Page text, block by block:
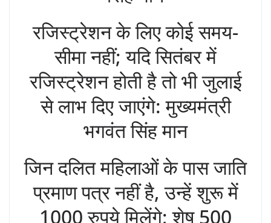
रजिस्ट्रेशन के लिए कोई समय-
सीमा नहीं; यदि सितंबर में
रजिस्ट्रेशन होती है तो भी जुलाई
से लाभ दिए जाएंगे: मुख्यमंत्री
भगवंत सिंह मान
जिन दलित महिलाओं के पास जाति
प्रमाण पत्र नहीं है, उन्हें शुरू में
1000 रुपये मिलेंगे; शेष 500